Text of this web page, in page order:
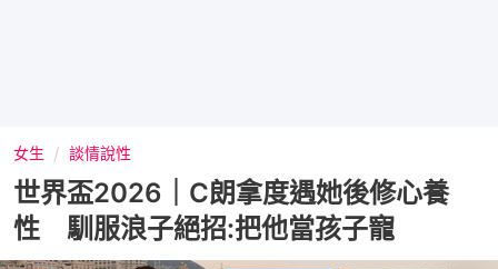
女生 談情說性
世界盃2026｜C朗拿度遇她後修心養
性 馴服浪子絕招:把他當孩子寵